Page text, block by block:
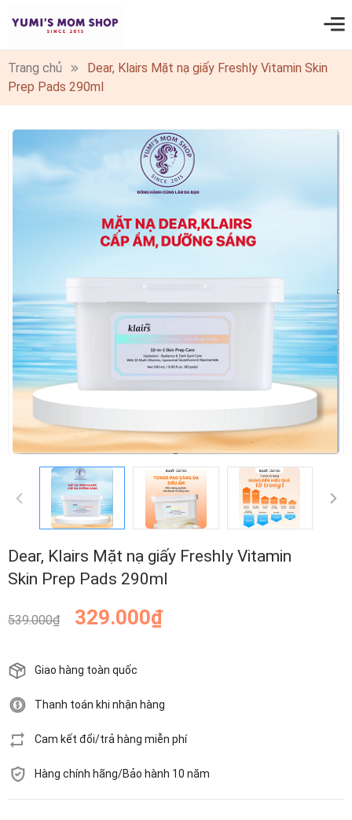
0
Trang chủ
Dear, Klairs Mặt nạ giấy Freshly Vitamin Skin
Prep Pads 290ml
Dear, Klairs Mặt nạ giấy Freshly Vitamin
Skin Prep Pads 290ml
539.000₫ 329.000₫
Giao hàng toàn quốc
Thanh toán khi nhận hàng
Cam kết đổi/trả hàng miễn phí
Hàng chính hãng/Bảo hành 10 năm